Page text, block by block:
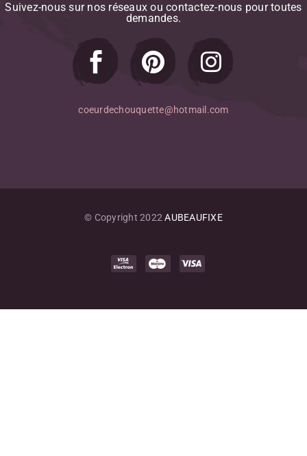
Suivez-nous sur nos réseaux ou contactez-nous pour toutes
demandes.
coeurdechouquette@hotmail.com
© Copyright 2022 AUBEAUFIXE